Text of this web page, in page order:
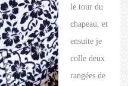
le tour du
chapeau, et
ensuite je
colle deux
rangées de